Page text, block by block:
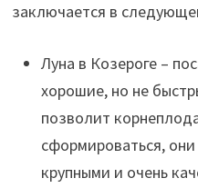
заключается в
Луна в Козероге –
хорошие, но не
позволит
сформироваться,
крупными и очень